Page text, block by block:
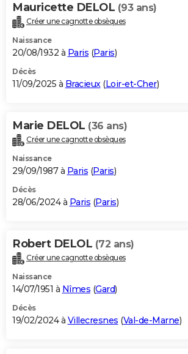
Alimentation
Guide de la santé
Maladies
Médicaments
Sommeil
VOYAGE
Destinations
City break
Voyage nature
Voyage de noces
Forum
Climat
+PHOTO
GUIDES D'ACHAT
BONS PLANS
Carte de Noël
Carte Bonne année
Carte Saint-Valentin
Carte Pâques
Carte d'anniversaire
DICTIONNAIRE
Dictionnaire
Biographies
Citations
Expressions
Proverbes
PROGRAMME TV
S'inscrire
Se connecter
Lycées
Collèges
Primaires
Universités
Entreprises
Service militaire
Avis de recherche
AVIS DE DÉCÈS
Bricolage
Lifestyle
Culture
Sport
Auto
Television
Voyage
Cinema
Mauricette DELOL (93 ans)
Créer une cagnotte obsèques
Naissance
20/08/1932 à Paris (Paris)
Décès
11/09/2025 à Bracieux(Loir-et-Cher)
Marie DELOL (36 ans)
Créer une cagnotte obsèques
Naissance
29/09/1987 à Paris (Paris)
Décès
28/06/2024 à Paris (Paris)
Robert DELOL (72 ans)
Créer une cagnotte obsèques
Naissance
14/07/1951 à Nîmes (Gard)
Décès
19/02/2024 à Villecresnes (Val-de-Marne)